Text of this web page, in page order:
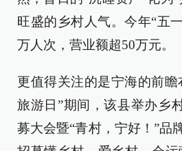
旺盛的乡村人气。今年“五
万人次，营业额超50万元。
更值得关注的是宁海的前瞻
旅游日”期间，该县举办乡
募大会暨“青村，宁好！”品